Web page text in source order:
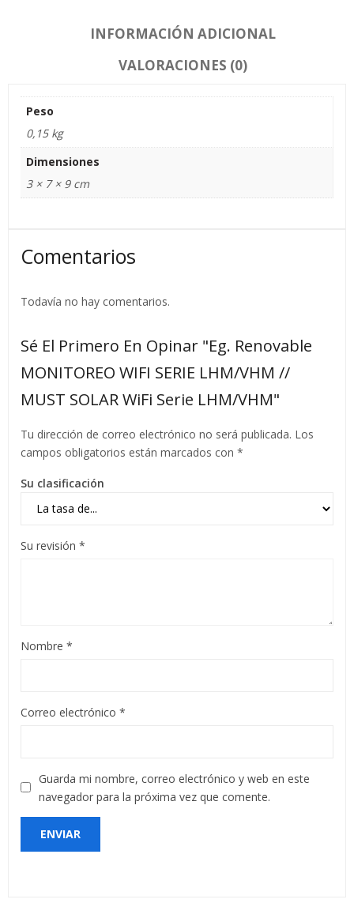
INFORMACIÓN ADICIONAL
VALORACIONES (0)
Peso
0,15 kg
Dimensiones
3 × 7 × 9 cm
Comentarios
Todavía no hay comentarios.
Sé El Primero En Opinar "Eg. Renovable
MONITOREO WIFI SERIE LHM/VHM //
MUST SOLAR WiFi Serie LHM/VHM"
Tu dirección de correo electrónico no será publicada. Los
campos obligatorios están marcados con *
Su clasificación
Su revisión *
Nombre *
Correo electrónico *
Guarda mi nombre, correo electrónico y web en este
navegador para la próxima vez que comente.